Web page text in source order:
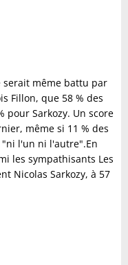
serait même battu par
Fillon, que 58 % des
pour Sarkozy. Un score
même si 11 % des
l'un ni l'autre".En
les sympathisants Les
Nicolas Sarkozy, à 57